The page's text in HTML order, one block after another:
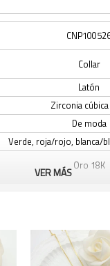
Collar
Latón
Zirconia
De moda
Verde, roja/rojo, blanca/
Oro 18K
collar de la serie
VER MÁS